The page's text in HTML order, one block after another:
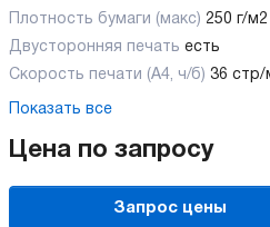
Плотность бумаги (макс) 250 г/м2
Двусторонняя печать есть
Скорость печати (А4, ч/б) 36 стр/
Показать все
Цена по запросу
Запрос цены